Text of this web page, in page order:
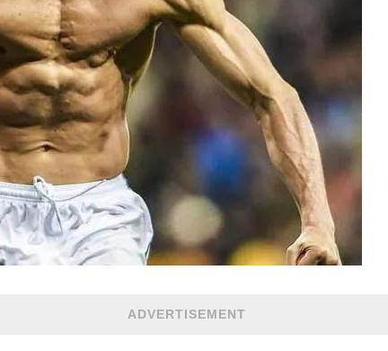
ADVERTISEMENT